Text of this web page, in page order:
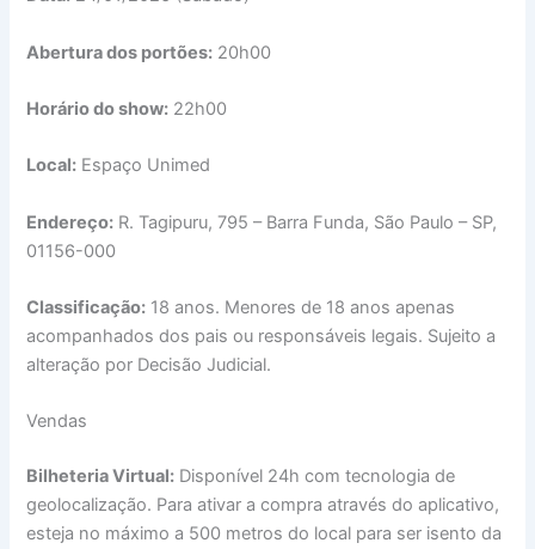
Abertura dos portões: 20h00
Horário do show: 22h00
Local: Espaço Unimed
Endereço: R. Tagipuru, 795 – Barra Funda, São Paulo – SP,
01156-000
Classificação: 18 anos. Menores de 18 anos apenas
acompanhados dos pais ou responsáveis legais. Sujeito a
alteração por Decisão Judicial.
Vendas
Bilheteria Virtual: Disponível 24h com tecnologia de
geolocalização. Para ativar a compra através do aplicativo,
esteja no máximo a 500 metros do local para ser isento da